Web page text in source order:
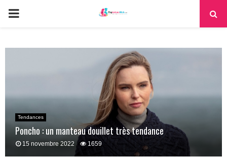
PRIMARY
Tendances
Poncho : un manteau douillet très tendance
15 novembre 2022 1659